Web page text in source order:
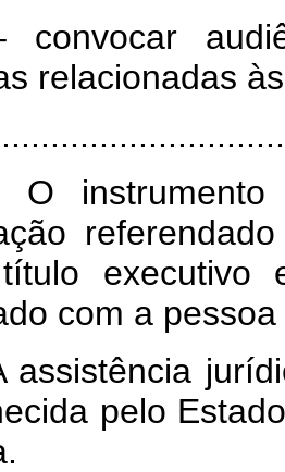
convocar
relacionadas
O instrumento
executivo
com a
pelo